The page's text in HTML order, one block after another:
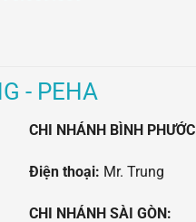
- PEHA
CHI NHÁNH BÌNH PHƯỚC
Điện thoại: Mr. Trung
CHI NHÁNH SÀI GÒN: